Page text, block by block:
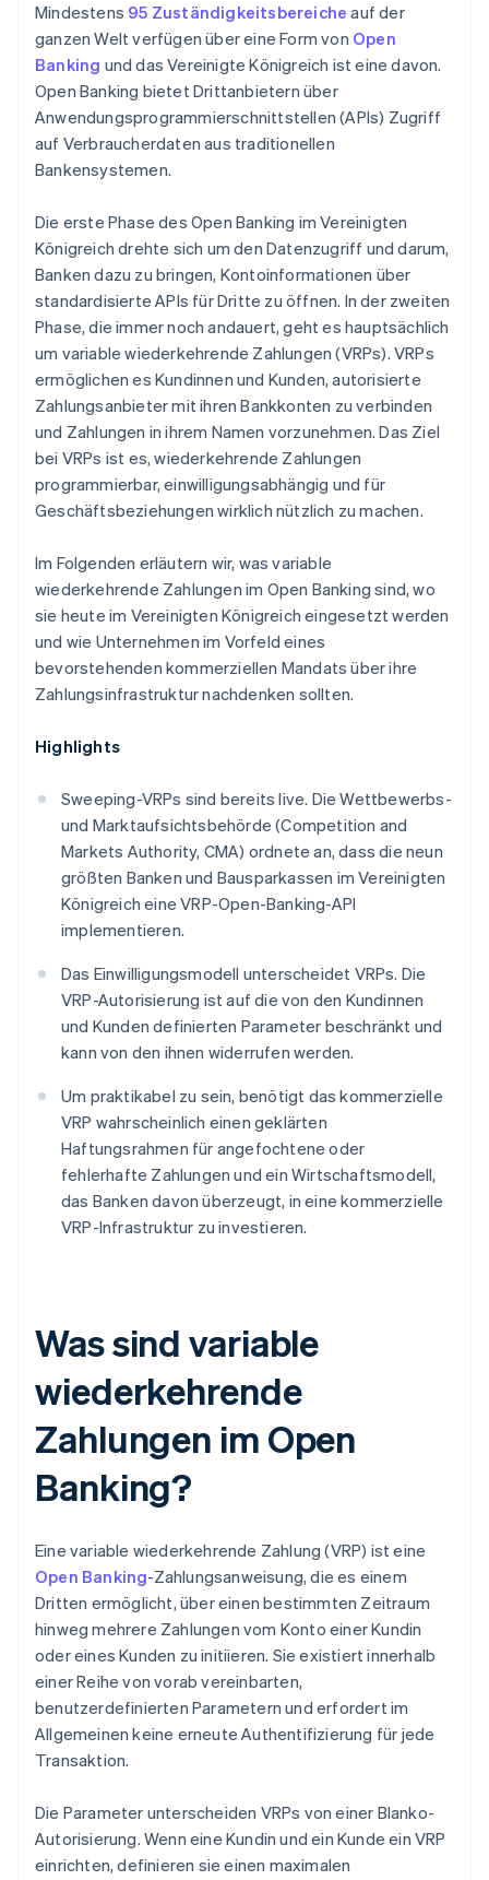
Mindestens 95 Zuständigkeitsbereiche auf der
ganzen Welt verfügen über eine Form von Open
Banking und das Vereinigte Königreich ist eine davon.
Open Banking bietet Drittanbietern über
Anwendungsprogrammierschnittstellen (APIs) Zugriff
auf Verbraucherdaten aus traditionellen
Bankensystemen.
Die erste Phase des Open Banking im Vereinigten
Königreich drehte sich um den Datenzugriff und darum,
Banken dazu zu bringen, Kontoinformationen über
standardisierte APIs für Dritte zu öffnen. In der zweiten
Phase, die immer noch andauert, geht es hauptsächlich
um variable wiederkehrende Zahlungen (VRPs). VRPs
ermöglichen es Kundinnen und Kunden, autorisierte
Zahlungsanbieter mit ihren Bankkonten zu verbinden
und Zahlungen in ihrem Namen vorzunehmen. Das Ziel
bei VRPs ist es, wiederkehrende Zahlungen
programmierbar, einwilligungsabhängig und für
Geschäftsbeziehungen wirklich nützlich zu machen.
Im Folgenden erläutern wir, was variable
wiederkehrende Zahlungen im Open Banking sind, wo
sie heute im Vereinigten Königreich eingesetzt werden
und wie Unternehmen im Vorfeld eines
bevorstehenden kommerziellen Mandats über ihre
Zahlungsinfrastruktur nachdenken sollten.
Highlights
Sweeping-VRPs sind bereits live. Die Wettbewerbs-
und Marktaufsichtsbehörde (Competition and
Markets Authority, CMA) ordnete an, dass die neun
größten Banken und Bausparkassen im Vereinigten
Königreich eine VRP-Open-Banking-API
implementieren.
Das Einwilligungsmodell unterscheidet VRPs. Die
VRP-Autorisierung ist auf die von den Kundinnen
und Kunden definierten Parameter beschränkt und
kann von den ihnen widerrufen werden.
Um praktikabel zu sein, benötigt das kommerzielle
VRP wahrscheinlich einen geklärten
Haftungsrahmen für angefochtene oder
fehlerhafte Zahlungen und ein Wirtschaftsmodell,
das Banken davon überzeugt, in eine kommerzielle
VRP-Infrastruktur zu investieren.
Was sind variable
wiederkehrende
Zahlungen im Open
Banking?
Eine variable wiederkehrende Zahlung (VRP) ist eine
Open Banking-Zahlungsanweisung, die es einem
Dritten ermöglicht, über einen bestimmten Zeitraum
hinweg mehrere Zahlungen vom Konto einer Kundin
oder eines Kunden zu initiieren. Sie existiert innerhalb
einer Reihe von vorab vereinbarten,
benutzerdefinierten Parametern und erfordert im
Allgemeinen keine erneute Authentifizierung für jede
Transaktion.
Die Parameter unterscheiden VRPs von einer Blanko-
Autorisierung. Wenn eine Kundin und ein Kunde ein VRP
einrichten, definieren sie einen maximalen